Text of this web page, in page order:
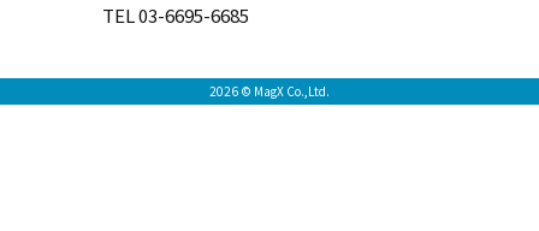
TEL 03-6695-6685
2026 © MagX Co.,Ltd.